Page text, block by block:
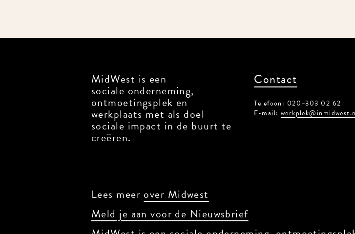
MidWest is een
sociale onderneming,
ontmoetingsplek en
werkplaats met als doel
sociale impact in de buurt te
creëren.
Contact
Telefoon: 020–303 02 62
E-mail:
Lees meer over Midwest
Meld je aan voor de Nieuwsbrief